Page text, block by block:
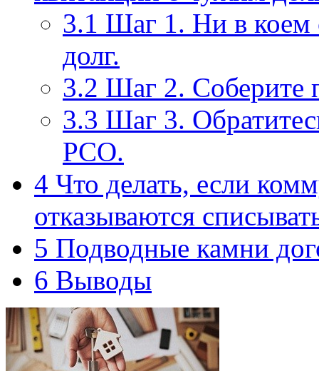
3.1 Шаг 1. Ни в коем
долг.
3.2 Шаг 2. Соберите
3.3 Шаг 3.
РСО.
4 Что делать, если
отказываются
5 Подводные камни
6 Выводы